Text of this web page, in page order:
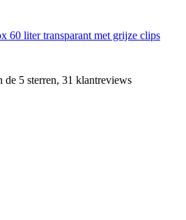
60 liter transparant met grijze clips
de 5 sterren, 31 klantreviews